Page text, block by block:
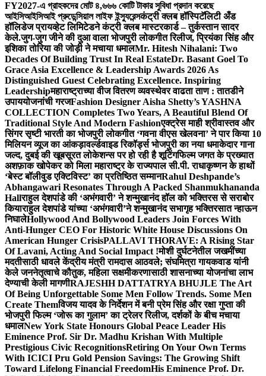
FY2027-এ গ্রাহকদের মোট ৪,৬৬৬ কোটি টাকার সুবিধা প্রদান করেছে
আইসিআইসিআই প্রুডেন্সিয়াল লাইফ ইন্স্যুরেন্সकंट्री क्लब हॉस्पिटॅलिटी अँड
हॉलिडेज प्रायव्हेट लिमिटेडने कंट्री क्लब मास्टरकार्ड – तुर्कस्तान सादर
केले.जुग-जुग जीने की दुआ वाला भोजपुरी लोकगीत रिलीज, प्रियंका सिंह और
इशिका तोरिया की जोड़ी ने मचाया धमालMr. Hitesh Nihalani: Two
Decades Of Building Trust In Real EstateDr. Basant Goel To
Grace Asia Excellence & Leadership Awards 2026 As
Distinguished Guest Celebrating Excellence. Inspiring
Leadershipमहाराष्ट्राच्या वीज वितरण व्यवस्थेवर वाढता ताण : तातडीने
उपाययोजनांची गरजFashion Designer Aisha Shetty’s YASHNA
COLLECTION Completes Two Years, A Beautiful Blend Of
Traditional Style And Modern Fashionएक्ट्रेस माही श्रीवास्तव और
सिंगर सृष्टी भारती का भोजपुरी लोकगीत ‘गवना वीएस खेलवना’ ने पार किया 10
मिलियन व्यूज का आंकड़ावर्ल्डवाइड रिकॉर्ड्स भोजपुरी का नया धमाकेदार गाना
जल्द, दुबई की खूबसूरत लोकेशन्स पर हो रही है शूटिंगफिल्म जगत के प्रख्यात
अशफ़ाक खोपेकर को मिला महाराष्ट्र के राज्यपाल सी.पी. राधाकृष्णन के हाथों
‘बेस्ट बॉलीवुड एक्टिविस्ट’ का प्रतिष्ठित सम्मानRahul Deshpande’s
Abhangawari Resonates Through A Packed Shanmukhananda
Hallराहुल देशपांडे की ‘अभंगवारी’ ने शन्मुखानंद हॉल को भक्तिरस से सराबोर
कियाराहुल देशपांडे यांच्या ‘अभंगवारी’ने शन्मुखानंद सभागृह भक्तिरसात न्हाऊन
निघालेHollywood And Bollywood Leaders Join Forces With
Anti-Hunger CEO For Historic White House Discussions On
American Hunger CrisisPALLAVI THORAVE: A Rising Star
Of Lavani, Acting And Social Impact !मोशी दुर्घटनेतील जखमींच्या
मदतीसाठी धावले केंद्रीय मंत्री रामदास आठवले; संघमित्रा गायकवाड यांनी
केले जननेतृत्वाचे कौतुक, महिला सक्षमीकरणासाठी शासनाच्या योजनांचा लाभ
देण्याची केली मागणीRAJESHH DATTATRYA BHUJLE The Art
Of Being Unforgettable Some Men Follow Trends. Some Men
Create Themविजय यादव के निर्देशन में बनी प्रेम सिंह और रक्षा गुप्ता की
भोजपुरी फिल्म ‘जोरू का गुलाम’ का ट्रेलर रिलीज, दर्शकों के बीच मचाया
धमालNew York State Honours Global Peace Leader His
Eminence Prof. Sir Dr. Madhu Krishan With Multiple
Prestigious Civic RecognitionsRetiring On Your Own Terms
With ICICI Pru Gold Pension Savings: The Growing Shift
Toward Lifelong Financial FreedomHis Eminence Prof. Dr.